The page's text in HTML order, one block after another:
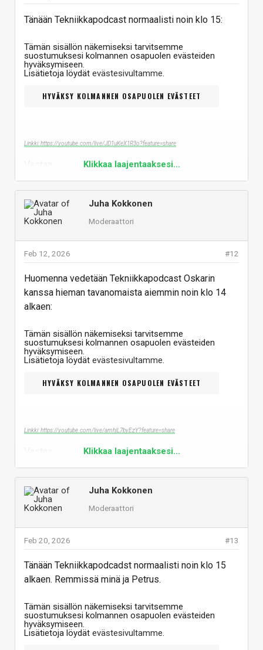
Tänään Tekniikkapodcast normaalisti noin klo 15:
Tämän sisällön näkemiseksi tarvitsemme
suostumuksesi kolmannen osapuolen evästeiden
hyväksymiseen.
Lisätietoja löydät evästesivultamme
HYVÄKSY KOLMANNEN OSAPUOLEN EVÄSTEET
Linkki: https://youtube.com/live/JD1uKeX1R3o?feature=share
Klikkaa laajentaaksesi...
Juha Kokkonen
Moderaattori
#12
Feb 12, 2026
Huomenna vedetään Tekniikkapodcast Oskarin
kanssa hieman tavanomaista aiemmin noin klo 14
alkaen:
Tämän sisällön näkemiseksi tarvitsemme
suostumuksesi kolmannen osapuolen evästeiden
hyväksymiseen.
Lisätietoja löydät evästesivultamme
HYVÄKSY KOLMANNEN OSAPUOLEN EVÄSTEET
Linkki: https://youtube.com/live/amhjL7byEzY?feature=share
Klikkaa laajentaaksesi...
Juha Kokkonen
Moderaattori
#13
Feb 20, 2026
Tänään Tekniikkapodcadst normaalisti noin klo 15
alkaen. Remmissä minä ja Petrus.
Tämän sisällön näkemiseksi tarvitsemme
suostumuksesi kolmannen osapuolen evästeiden
hyväksymiseen.
Lisätietoja löydät evästesivultamme